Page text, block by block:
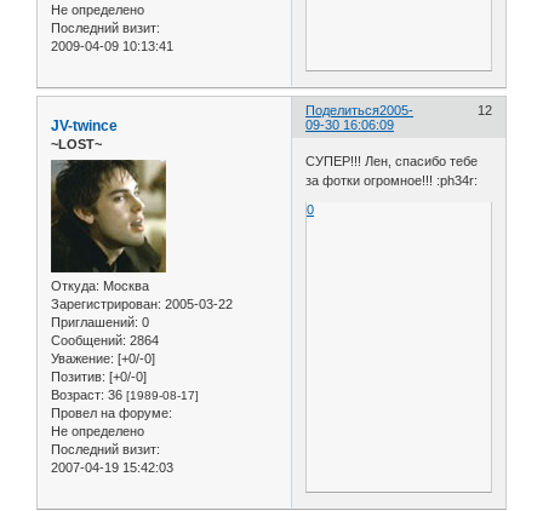
Не определено
Последний визит:
2009-04-09 10:13:41
Поделиться 12
2005-
09-30 16:06:09
JV-twince
~LOST~
Откуда: Москва
Зарегистрирован: 2005-03-22
Приглашений: 0
Сообщений: 2864
Уважение: [+0/-0]
Позитив: [+0/-0]
Возраст: 36 [1989-08-17]
Провел на форуме:
Не определено
Последний визит:
2007-04-19 15:42:03
СУПЕР!!! Лен, спасибо тебе
за фотки огромное!!! :ph34r:
0